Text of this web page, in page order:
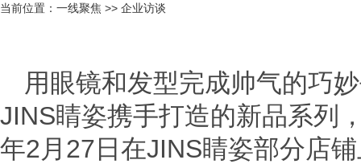
当前位置： 一线聚焦 >> 企业访谈
用眼镜和发型完成帅气的巧
JINS睛姿携手打造的新品系列
年2月27日在JINS睛姿部分店